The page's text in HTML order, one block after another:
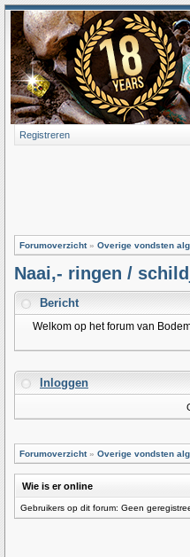
Registreren
Forumoverzicht» Overige vondsten
Naai,- ringen /
Bericht
Welkom op het forum van
Inloggen
Forumoverzicht» Overige vondsten
Wie is er online
Gebruikers op dit forum: Geen